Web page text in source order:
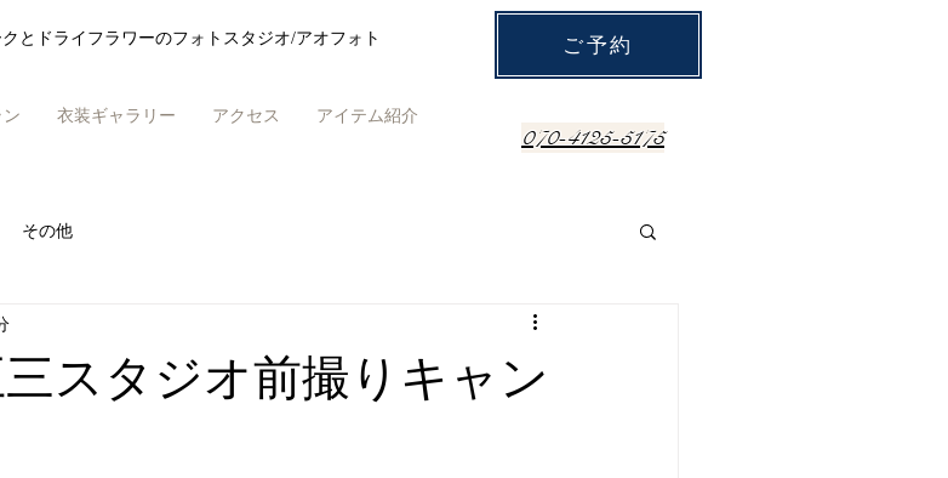
とドライフラワーのフォトスタジオ/アオフォト ご予約
衣装ギャラリー アクセス アイテム紹介
070-4125-5175
その他
スタジオ前撮りキャン